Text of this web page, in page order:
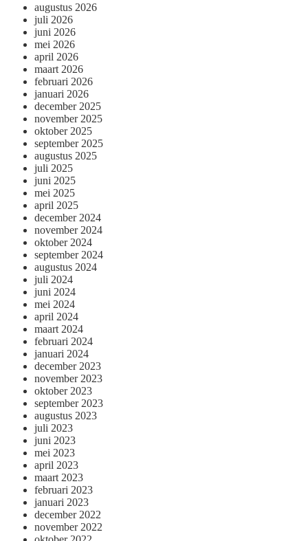
augustus 2026
juli 2026
juni 2026
mei 2026
april 2026
maart 2026
februari 2026
januari 2026
december 2025
november 2025
oktober 2025
september 2025
augustus 2025
juli 2025
juni 2025
mei 2025
april 2025
december 2024
november 2024
oktober 2024
september 2024
augustus 2024
juli 2024
juni 2024
mei 2024
april 2024
maart 2024
februari 2024
januari 2024
december 2023
november 2023
oktober 2023
september 2023
augustus 2023
juli 2023
juni 2023
mei 2023
april 2023
maart 2023
februari 2023
januari 2023
december 2022
november 2022